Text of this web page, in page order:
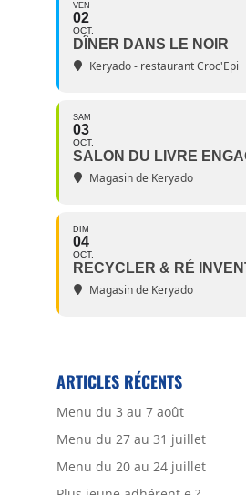
VEN
02
OCT.
DÎNER DANS LE NOIR
Keryado - restaurant Croc'Epi
SAM
03
OCT.
SALON DU LIVRE
Magasin de Keryado
DIM
04
OCT.
RECYCLER & RÉ
Magasin de Keryado
ARTICLES RÉCENTS
Menu du 3 au 7 août
Menu du 27 au 31 juillet
Menu du 20 au 24 juillet